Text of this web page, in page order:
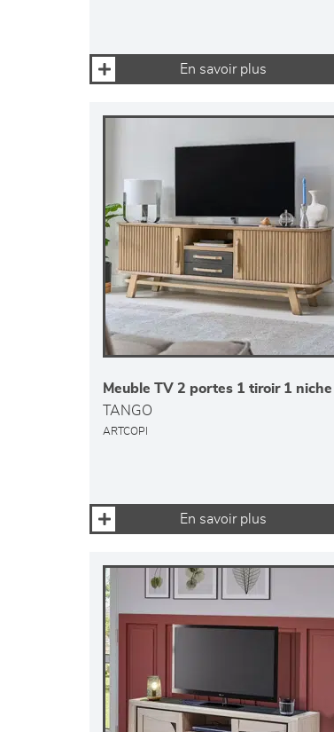
En savoir plus
Meuble TV 2 portes 1 tiroir 1 niche
TANGO
ARTCOPI
En savoir plus